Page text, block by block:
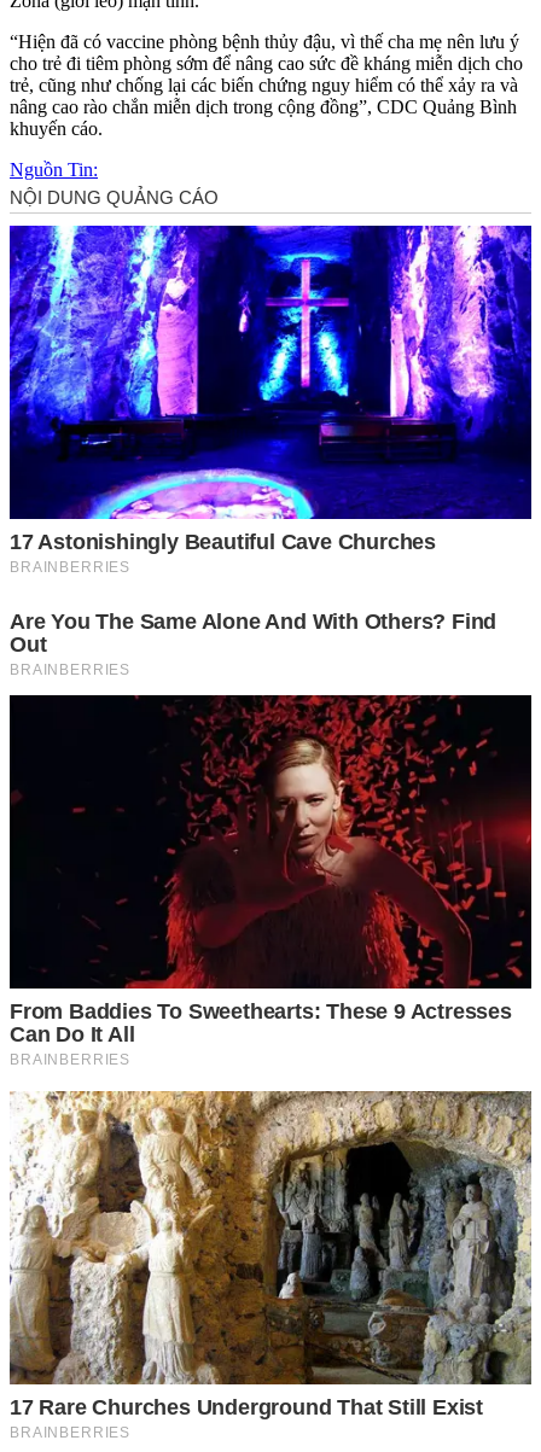
“Hiện đã có vaccine phòng bệnh thủy đậu, vì thế cha mẹ nên lưu ý
cho trẻ đi tiêm phòng sớm để nâng cao sức đề kháng miễn dịch cho
trẻ, cũng như chống lại các biến chứng nguy hiểm có thể xảy ra và
nâng cao rào chắn miễn dịch trong cộng đồng”, CDC Quảng Bình
khuyến cáo.
Nguồn Tin: